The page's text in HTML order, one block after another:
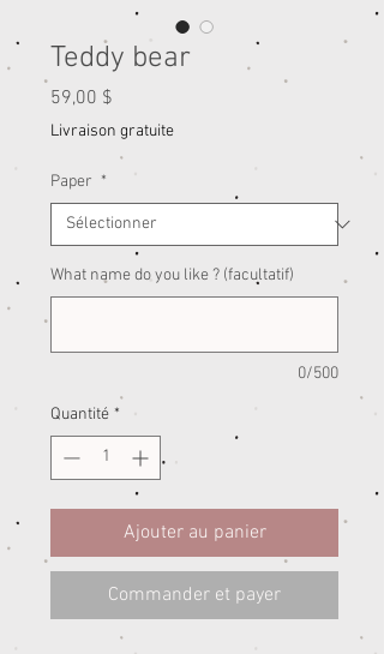
Teddy bear
59,00 $
Livraison gratuite
Paper *
What name do you like ? (facultatif)
0/500
Quantité *
Ajouter au panier
Commander et payer